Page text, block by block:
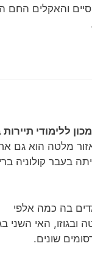
והאקלים החם
ללימודי תיירות
מלטה הוא גם
בעבר קולוניה
ודוקטורט. האוניברסיטה נוסדה באמצע המאה ה-18, וכיום לומדים בה כמה אלפי
בוולטה ובגוזו, האי השני